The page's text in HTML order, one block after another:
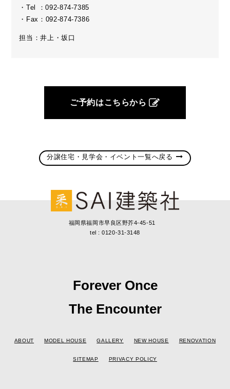
・Tel ：092-874-7385
・Fax：092-874-7386
担当：井上・坂口
ご予約はこちらから
分譲住宅・見学会・イベント一覧へ戻る
福岡県福岡市早良区野芥4-45-51
tel : 0120-31-3148
Forever Once
The Encounter
ABOUT MODEL HOUSE GALLERY NEW HOUSE RENOVATION
SITEMAP PRIVACY POLICY